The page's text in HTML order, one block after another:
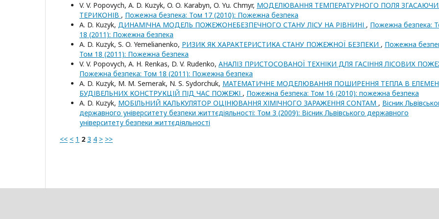
V. V. Popovych, A. D. Kuzyk, O. O. Karabyn, O. Yu. Chmyr, МОДЕЛЮВАННЯ ТЕМПЕРАТУРНОГО ПОЛЯ
ТЕРИКОНІВ , Пожежна безпека: Том 17 (2010): Пожежна безпека
A. D. Kuzyk, ДИНАМІЧНА МОДЕЛЬ ПОЖЕЖОНЕБЕЗПЕЧНОГО СТАНУ ЛІСУ НА РІВНИНІ , Пожежна безпека:
18 (2011): Пожежна безпека
A. D. Kuzyk, S. O. Yemelianenko, РИЗИК ЯК ХАРАКТЕРИСТИКА СТАНУ ПОЖЕЖНОЇ БЕЗПЕКИ , Пожежна
Том 18 (2011): Пожежна безпека
V. V. Popovych, A. H. Renkas, D. V. Rudenko, АНАЛІЗ ПРИСТОСОВАНОЇ ТЕХНІКИ ДЛЯ ГАСІННЯ ЛІСОВИХ
Пожежна безпека: Том 18 (2011): Пожежна безпека
A. D. Kuzyk, M. M. Semerak, N. S. Sydorchuk, МАТЕМАТИЧНЕ МОДЕЛЮВАННЯ ПОШИРЕННЯ ТЕПЛА В
БУДІВЕЛЬНИХ КОНСТРУКЦІЙ ПІД ЧАС ПОЖЕЖІ , Пожежна безпека: Том 16 (2010): пожежна безпека
A. D. Kuzyk, МОБІЛЬНИЙ КАЛЬКУЛЯТОР ОЦІНЮВАННЯ ХІМІЧНОГО ЗАРАЖЕННЯ CONTAM , Вісник
державного університету безпеки життєдіяльності: Том 3 (2009): Вісник Львівського державного
університету безпеки життєдіяльності
<< < 1 2 3 4 > >>